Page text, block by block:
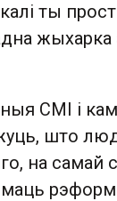
ты
жыхарка
СМІ і
што
на самай